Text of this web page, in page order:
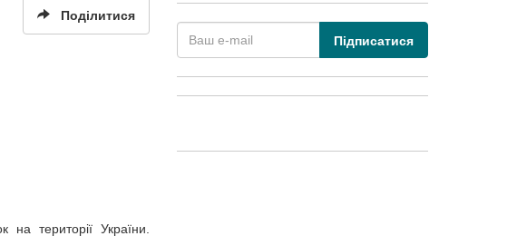
Поділитися
на території України.
Підписатися